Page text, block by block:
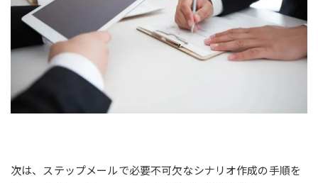
次は、ステップメールで必要不可欠なシナリオ作成の手順を